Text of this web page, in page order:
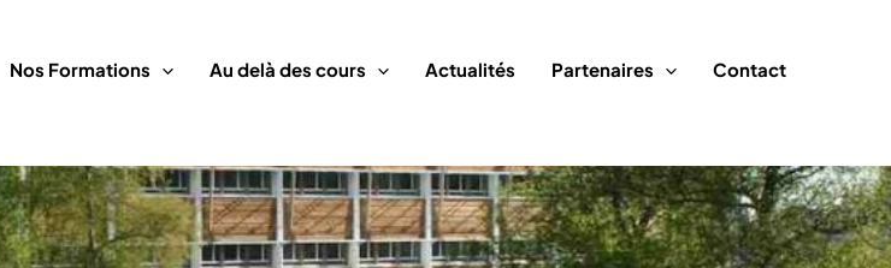
Nos Formations Au delà des cours Actualités Partenaires Contact